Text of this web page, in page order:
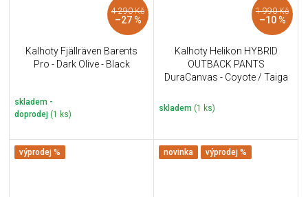
4 290 Kč
–27 %
Kalhoty Fjällräven Barents
Pro - Dark Olive - Black
skladem -
doprodej (1 ks)
1 990 Kč
–10 %
Kalhoty Helikon HYBRID
OUTBACK PANTS
DuraCanvas - Coyote / Taiga
skladem (1 ks)
výprodej % novinka výprodej %